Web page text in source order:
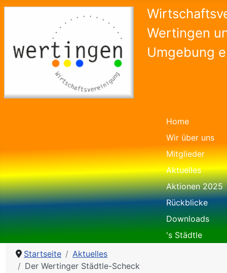
Wertingen
Umgebung
Home
Wir über uns
Mitglieder
Aktuelles
Aktionen 2025
Rückblicke
Downloads
's Städtle
Startseite
Aktuelles
Der Wertinger Städtle-Scheck